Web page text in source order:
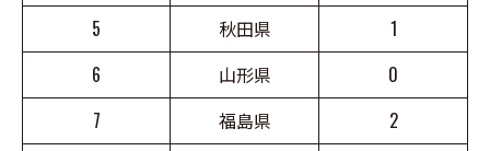
5
秋田県
1
6
山形県
0
7
福島県
2